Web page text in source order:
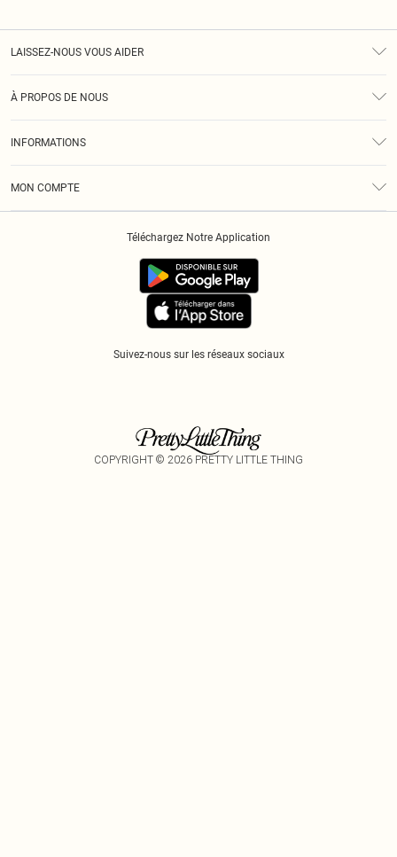
LAISSEZ-NOUS VOUS AIDER
À PROPOS DE NOUS
INFORMATIONS
MON COMPTE
Suivez-nous sur les réseaux sociaux
Téléchargez Notre Application
COPYRIGHT © 2026 PRETTY LITTLE THING